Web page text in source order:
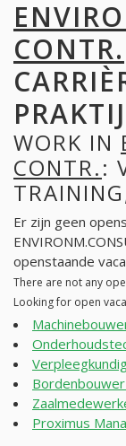
CONTR.
WORK IN
CONTR.:
Er zijn geen
openstaande
There are not any
Looking for open
Proximus